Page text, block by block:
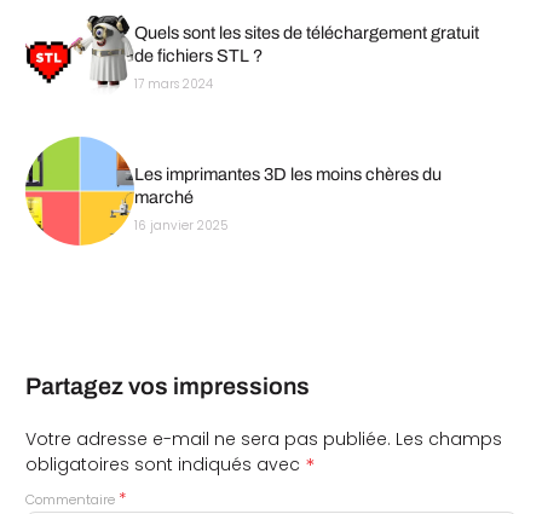
Quels sont les sites de téléchargement gratuit
de fichiers STL ?
17 mars 2024
Les imprimantes 3D les moins chères du
marché
16 janvier 2025
Partagez vos impressions
Votre adresse e-mail ne sera pas publiée. Les champs
obligatoires sont indiqués avec *
Commentaire *